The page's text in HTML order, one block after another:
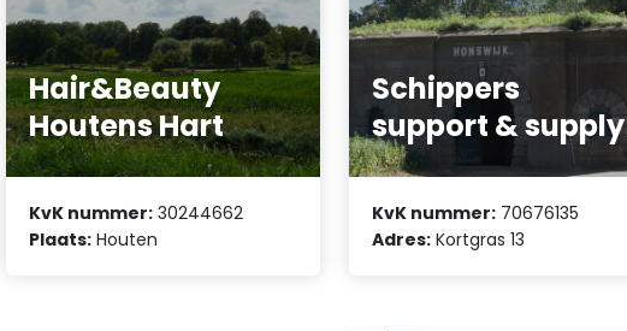
Hair&Beauty
Houtens Hart
KvK nummer: 30244662
Plaats: Houten
Schippers
support & supply
KvK nummer: 70676135
Adres: Kortgras 13